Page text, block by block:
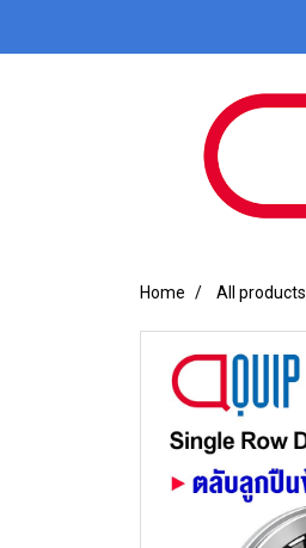
Home All products